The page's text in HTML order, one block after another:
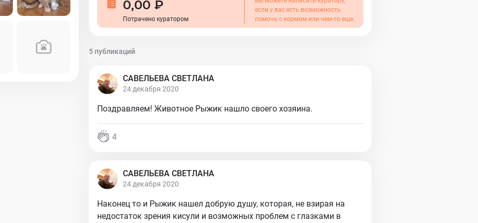
0,00 ₽
Потрачено куратором
если у вас есть возможность
помочь с кормом или чем-то еще.
5 публикаций
САВЕЛЬЕВА СВЕТЛАНА
24 декабря 2020
Поздравляем! Животное Рыжик нашло своего хозяина.
4
САВЕЛЬЕВА СВЕТЛАНА
24 декабря 2020
Наконец то и Рыжик нашел добрую душу, которая, не взирая на
недостаток зрения кисули и возможных проблем с глазками в